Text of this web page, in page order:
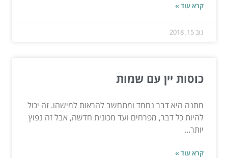
קרא עוד »
נוב 15, 2018
כוסות יין עם שמות
מתנה היא דבר נחמד ומתחשב להראות למישהו. זה יכול
להיות כל דבר, מפרחים ועד מכונית חדשה, אבל זה נפוץ
יותר...
קרא עוד »